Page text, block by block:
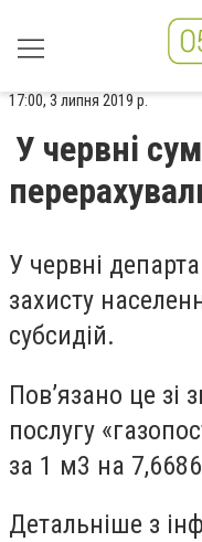
17:00, 3 липня 2019 р.
У червні
У червні
захисту
субсидій.
Пов’язано це
послугу
за 1 м3 на
Детальніше з